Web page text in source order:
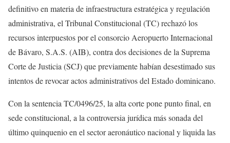
definitivo en materia de infraestructura estratégica y regulación
administrativa, el Tribunal Constitucional (TC) rechazó los
recursos interpuestos por el consorcio Aeropuerto Internacional
de Bávaro, S.A.S. (AIB), contra dos decisiones de la Suprema
Corte de Justicia (SCJ) que previamente habían desestimado sus
intentos de revocar actos administrativos del Estado dominicano.
Con la sentencia TC/0496/25, la alta corte pone punto final, en
sede constitucional, a la controversia jurídica más sonada del
último quinquenio en el sector aeronáutico nacional y liquida las